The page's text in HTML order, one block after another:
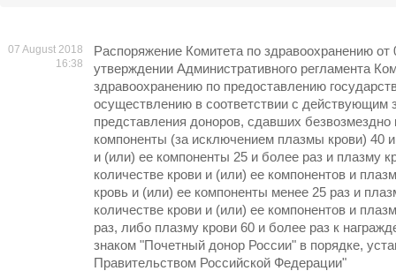
07 August 2018
16:38
Распоряжение Комитета по здравоохранению
утверждении Административного регламента
здравоохранению по предоставлению
осуществлению в соответствии с действующим
представления доноров, сдавших безвозмездно
компоненты (за исключением плазмы крови) 40
и (или) ее компоненты 25 и более раз и плазму
количестве крови и (или) ее компонентов и
кровь и (или) ее компоненты менее 25 раз и
количестве крови и (или) ее компонентов и
раз, либо плазму крови 60 и более раз к
знаком "Почетный донор России" в порядке,
Правительством Российской Федерации"